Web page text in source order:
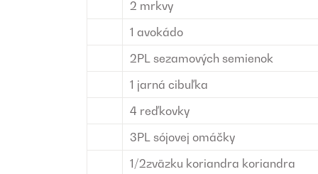
2 mrkvy
1 avokádo
2PL sezamových semienok
1 jarná cibuľka
4 reďkovky
3PL sójovej omáčky
1/2zväzku koriandra koriandra